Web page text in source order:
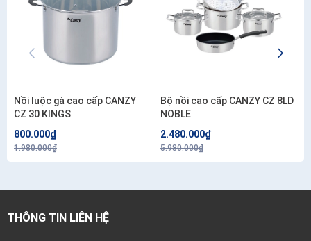
Nồi luộc gà cao cấp CANZY
CZ 30 KINGS
800.000₫
1.980.000₫
Bộ nồi cao cấp CANZY CZ 8LD
NOBLE
2.480.000₫
5.980.000₫
THÔNG TIN LIÊN HỆ